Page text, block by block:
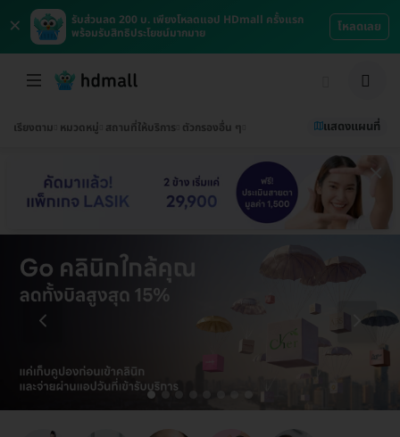
×
รับส่วนลด 200 บ. เพียงโหลดแอป HDmall ครั้งแรก
พร้อมรับสิทธิประโยชน์มากมาย
โหลดเลย
เรียงตาม หมวดหมู่ สถานที่ให้บริการ ตัวกรองอื่น ๆ แสดงแผนที่